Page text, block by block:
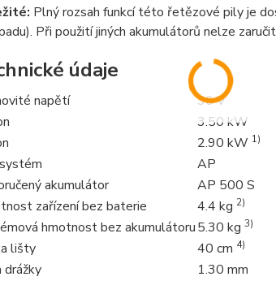
Plný rozsah funkcí této řetězové pily je
Při použití jiných akumulátorů nelze
údaje
napětí
36 V
3.50 kW
2.90 kW 1)
AP
akumulátor
AP 500 S
zařízení bez baterie
4.4 kg 2)
hmotnost bez akumulátoru5.30 kg 3)
lišty 40 cm 4)
drážky
1.30 mm